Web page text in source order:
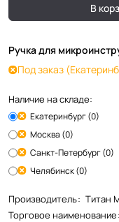
В
Ручка для
Под заказ
Наличие на складе:
Екатеринбург (0)
Москва (0)
Санкт-Петербург (0)
Челябинск (0)
Производитель: Титан
Торговое наименование: